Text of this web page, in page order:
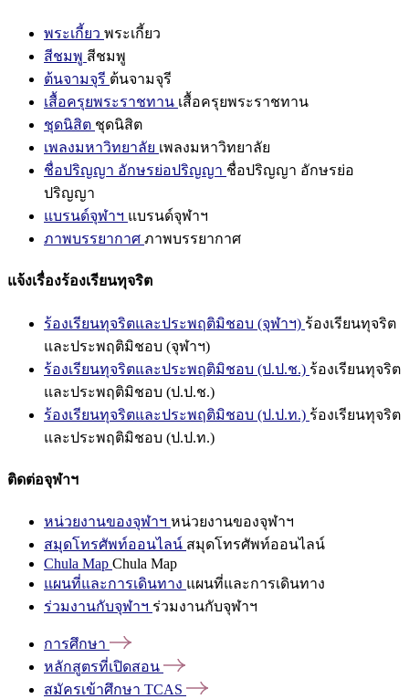
พระเกี้ยว พระเกี้ยว
สีชมพู สีชมพู
ต้นจามจุรี ต้นจามจุรี
เสื้อครุยพระราชทาน เสื้อครุยพระราชทาน
ชุดนิสิต ชุดนิสิต
เพลงมหาวิทยาลัย เพลงมหาวิทยาลัย
ชื่อปริญญา อักษรย่อปริญญา ชื่อปริญญา อักษรย่อ
ปริญญา
แบรนด์จุฬาฯ แบรนด์จุฬาฯ
ภาพบรรยากาศ ภาพบรรยากาศ
แจ้งเรื่องร้องเรียนทุจริต
ร้องเรียนทุจริตและประพฤติมิชอบ (จุฬาฯ) ร้องเรียนทุจริต
และประพฤติมิชอบ (จุฬาฯ)
ร้องเรียนทุจริตและประพฤติมิชอบ (ป.ป.ช.) ร้องเรียนทุจริต
และประพฤติมิชอบ (ป.ป.ช.)
ร้องเรียนทุจริตและประพฤติมิชอบ (ป.ป.ท.) ร้องเรียนทุจริต
และประพฤติมิชอบ (ป.ป.ท.)
ติดต่อจุฬาฯ
หน่วยงานของจุฬาฯ หน่วยงานของจุฬาฯ
สมุดโทรศัพท์ออนไลน์ สมุดโทรศัพท์ออนไลน์
Chula Map Chula Map
แผนที่และการเดินทาง แผนที่และการเดินทาง
ร่วมงานกับจุฬาฯ ร่วมงานกับจุฬาฯ
การศึกษา
หลักสูตรที่เปิดสอน
สมัครเข้าศึกษา TCAS